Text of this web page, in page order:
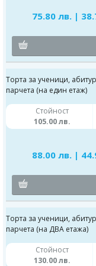
75.80 лв. |
Торта за ученици,
парчета (на един етаж)
Стойност
105.00 лв.
88.00 лв. |
Торта за ученици,
парчета (на ДВА етажа)
Стойност
130.00 лв.